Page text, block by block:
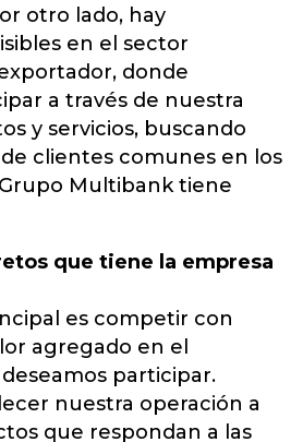
otro lado, hay
en el sector
donde
a través de nuestra
y servicios, buscando
clientes comunes en los
Multibank tiene
que tiene la empresa
es competir con
agregado en el
participar.
nuestra operación a
que respondan a las